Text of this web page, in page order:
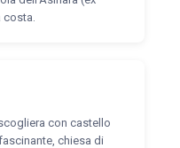
con castello
chiesa di